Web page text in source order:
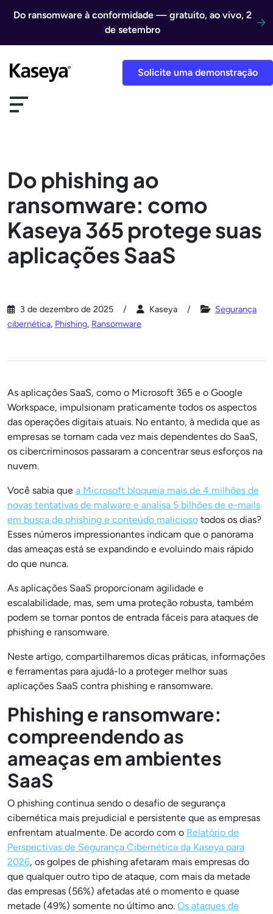
Do ransomware à conformidade — gratuito, ao vivo, 2
de setembro
Solicite uma demonstração
Do phishing ao
ransomware: como
Kaseya 365 protege suas
aplicações SaaS
3 de dezembro de 2025 Kaseya
Segurança
cibernética, Phishing, Ransomware
As aplicações SaaS, como o Microsoft 365 e o Google
Workspace, impulsionam praticamente todos os aspectos
das operações digitais atuais. No entanto, à medida que as
empresas se tornam cada vez mais dependentes do SaaS,
os cibercriminosos passaram a concentrar seus esforços na
nuvem.
Você sabia que a Microsoft bloqueia mais de 4 milhões de
novas tentativas de malware e analisa 5 bilhões de e-mails
em busca de phishing e conteúdo malicioso todos os dias?
Esses números impressionantes indicam que o panorama
das ameaças está se expandindo e evoluindo mais rápido
do que nunca.
As aplicações SaaS proporcionam agilidade e
escalabilidade, mas, sem uma proteção robusta, também
podem se tornar pontos de entrada fáceis para ataques de
phishing e ransomware.
Neste artigo, compartilharemos dicas práticas, informações
e ferramentas para ajudá-lo a proteger melhor suas
aplicações SaaS contra phishing e ransomware.
Phishing e ransomware:
compreendendo as
ameaças em ambientes
SaaS
O phishing continua sendo o desafio de segurança
cibernética mais prejudicial e persistente que as empresas
enfrentam atualmente. De acordo com o Relatório de
Perspectivas de Segurança Cibernética da Kaseya para
2026, os golpes de phishing afetaram mais empresas do
que qualquer outro tipo de ataque, com mais da metade
das empresas (56%) afetadas até o momento e quase
metade (49%) somente no último ano. Os ataques de